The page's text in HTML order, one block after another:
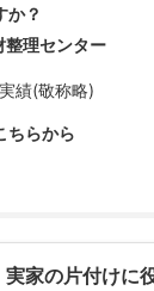
か？
理センター
績(敬称略)
ちらから
実家の片付けに